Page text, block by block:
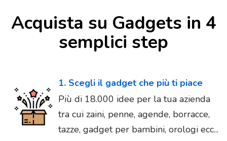
Acquista su Gadgets in 4
semplici step
1. Scegli il gadget che più ti piace
Più di 18.000 idee per la tua azienda
tra cui zaini, penne, agende, borracce,
tazze, gadget per bambini, orologi ecc...